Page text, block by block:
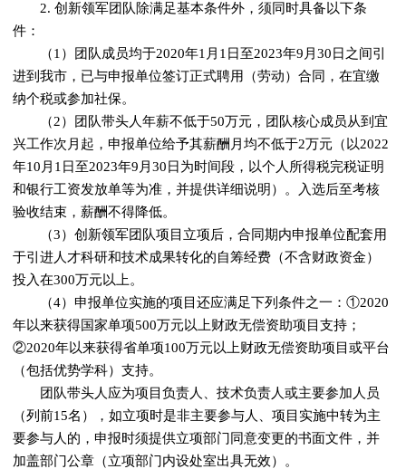
2. 创新领军团队除满足基本条件外，须同时具备以下条
件：
（1）团队成员均于2020年1月1日至2023年9月30日之间引
进到我市，已与申报单位签订正式聘用（劳动）合同，在宜缴
纳个税或参加社保。
（2）团队带头人年薪不低于50万元，团队核心成员从到宜
兴工作次月起，申报单位给予其薪酬月均不低于2万元（以2022
年10月1日至2023年9月30日为时间段，以个人所得税完税证明
和银行工资发放单等为准，并提供详细说明）。入选后至考核
验收结束，薪酬不得降低。
（3）创新领军团队项目立项后，合同期内申报单位配套用
于引进人才科研和技术成果转化的自筹经费（不含财政资金）
投入在300万元以上。
（4）申报单位实施的项目还应满足下列条件之一：①2020
年以来获得国家单项500万元以上财政无偿资助项目支持；
②2020年以来获得省单项100万元以上财政无偿资助项目或平台
（包括优势学科）支持。
团队带头人应为项目负责人、技术负责人或主要参加人员
（列前15名），如立项时是非主要参与人、项目实施中转为主
要参与人的，申报时须提供立项部门同意变更的书面文件，并
加盖部门公章（立项部门内设处室出具无效）。